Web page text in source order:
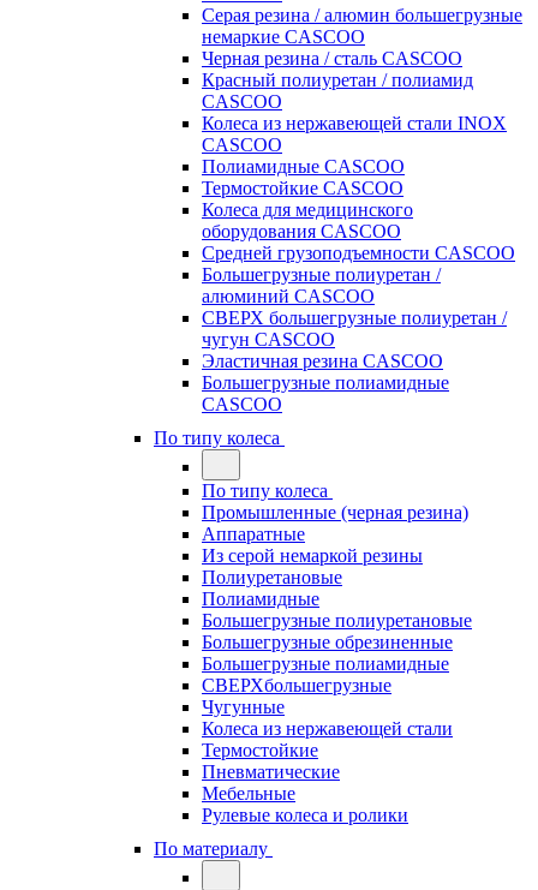
Серая резина / алюмин большегрузные
немаркие CASCOO
Черная резина / сталь CASCOO
Красный полиуретан / полиамид
CASCOO
Колеса из нержавеющей стали INOX
CASCOO
Полиамидные CASCOO
Термостойкие CASCOO
Колеса для медицинского
оборудования CASCOO
Средней грузоподъемности CASCOO
Большегрузные полиуретан /
алюминий CASCOO
СВЕРХ большегрузные полиуретан /
чугун CASCOO
Эластичная резина CASCOO
Большегрузные полиамидные
CASCOO
По типу колеса
По типу колеса
Промышленные (черная резина)
Аппаратные
Из серой немаркой резины
Полиуретановые
Полиамидные
Большегрузные полиуретановые
Большегрузные обрезиненные
Большегрузные полиамидные
СВЕРХбольшегрузные
Чугунные
Колеса из нержавеющей стали
Термостойкие
Пневматические
Мебельные
Рулевые колеса и ролики
По материалу